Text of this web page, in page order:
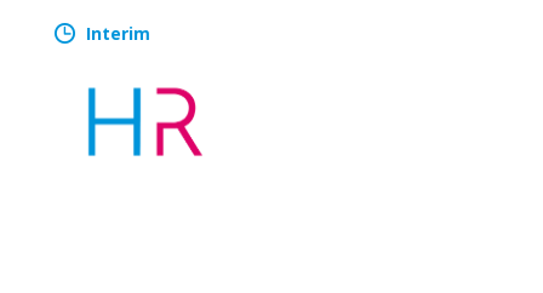
Interim